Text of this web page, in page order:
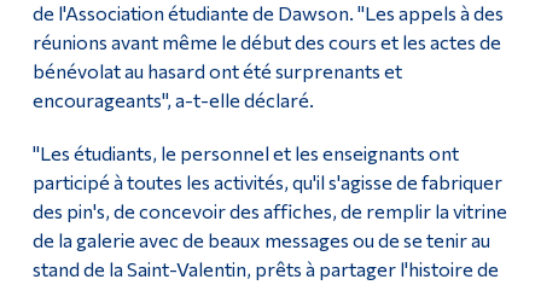
de l'Association étudiante de Dawson. "Les appels à des
réunions avant même le début des cours et les actes de
bénévolat au hasard ont été surprenants et
encourageants", a-t-elle déclaré.
"Les étudiants, le personnel et les enseignants ont
participé à toutes les activités, qu'il s'agisse de fabriquer
des pin's, de concevoir des affiches, de remplir la vitrine
de la galerie avec de beaux messages ou de se tenir au
stand de la Saint-Valentin, prêts à partager l'histoire de